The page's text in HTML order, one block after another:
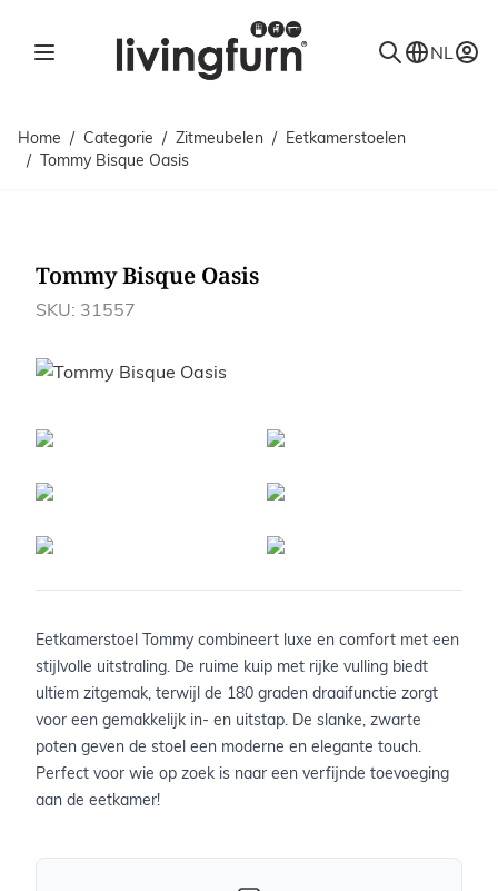
NL
Home / Categorie / Zitmeubelen / Eetkamerstoelen
/ Tommy Bisque Oasis
Tommy Bisque Oasis
SKU: 31557
Afbeeldingen
Eetkamerstoel Tommy combineert luxe en comfort met een
stijlvolle uitstraling. De ruime kuip met rijke vulling biedt
ultiem zitgemak, terwijl de 180 graden draaifunctie zorgt
voor een gemakkelijk in- en uitstap. De slanke, zwarte
poten geven de stoel een moderne en elegante touch.
Perfect voor wie op zoek is naar een verfijnde toevoeging
aan de eetkamer!